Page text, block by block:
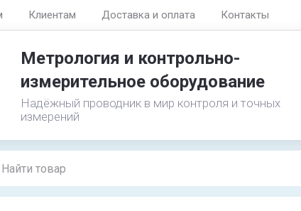
Клиентам Доставка и оплата Контакты
Метрология и контрольно-
измерительное оборудование
Надёжный проводник в мир контроля и точных
измерений